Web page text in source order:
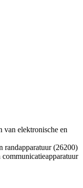
van elektronische en
randapparatuur (26200)